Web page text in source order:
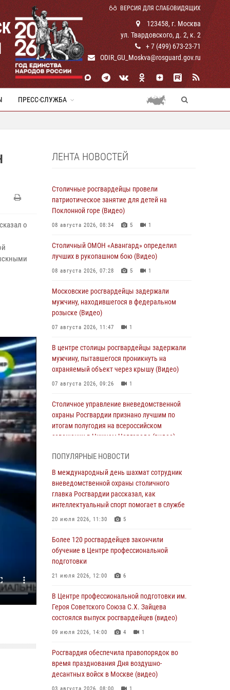
ВЕРСИЯ ДЛЯ СЛАБОВИДЯЩИХ
123458, г. Москва
ул. Твардовского, д. 2, к. 2
+ 7 (499) 673-23-71
ODIR_GU_Moskva@rosguard.gov.ru
ПРЕСС-СЛУЖБА
о
ЛЕНТА НОВОСТЕЙ
Столичные росгвардейцы провели
патриотическое занятие для детей на
Поклонной горе (Видео)
08 августа 2026, 08:34 5 1
Столичный ОМОН «Авангард» определил
лучших в рукопашном бою (Видео)
08 августа 2026, 07:28 5 1
Московские росгвардейцы задержали
мужчину, находившегося в федеральном
розыске (Видео)
07 августа 2026, 11:47 1
В центре столицы росгвардейцы задержали
мужчину, пытавшегося проникнуть на
охраняемый объект через крышу (Видео)
07 августа 2026, 09:26 1
Столичное управление вневедомственной
охраны Росгвардии признано лучшим по
итогам полугодия на всероссийском
совещании в Нижнем Новгороде (видео)
Столичные росгвардейцы задержали троих
мужчин, устроивших пьяный дебош в баре
(видео)
06 августа 2026, 11:20 1
безопасность на футбольном матче в Москве
обеспечила Росгвардия (видео)
06 августа 2026, 08:30
мужчину, устроившего дебош в букмекерской
конторе (Видео)
05 августа 2026, 12:39 1
безопасность проведения футбольного матча
Кубка России (Видео)
05 августа 2026, 12:35 1
ПОПУЛЯРНЫЕ НОВОСТИ
В международный день шахмат сотрудник
вневедомственной охраны столичного
главка Росгвардии рассказал, как
интеллектуальный спорт помогает в службе
20 июля 2026, 11:30 5
Более 120 росгвардейцев закончили
обучение в Центре профессиональной
подготовки
21 июля 2026, 12:00 6
В Центре профессиональной подготовки им.
Героя Советского Союза С.Х. Зайцева
состоялся выпуск росгвардейцев (видео)
09 июля 2026, 14:00 4 1
Росгвардия обеспечила правопорядок во
время празднования Дня воздушно-
десантных войск в Москве (видео)